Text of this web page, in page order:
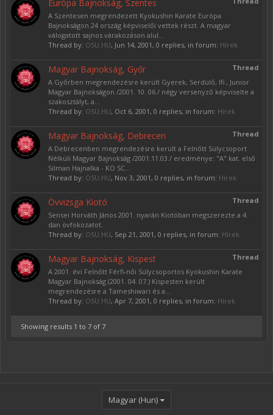
Európa Bajnokság, Szentes
A Szentesen megrendezett Kyokushin Karate Európa
Bajnokságon 24 ország képviselői vettek részt. A magyar
válogatott sajnos várakozáson alul...
Thread by: OSU.HU, Jun 14, 2001, 0 replies, in forum: Hírek
Thread
Magyar Bajnokság, Győr
A Győrben megrendezésre került Gyerek, Serdülő, Ifi , Junior
Magyar Bajnokságon /2001. 10. 06./ négy versenyző képviselte a
szakosztályt, a...
Thread by: OSU.HU, Oct 6, 2001, 0 replies, in forum: Hírek
Thread
Magyar Bajnokság, Debrecen
A Debrecenben megrendezésre került a Felnőtt Súlycsoport
Nélküli Magyar Bajnokság /2001.11.03./ eredménye: "A" kat. első
Silman Hajnalka - KO SC...
Thread by: OSU.HU, Nov 3, 2001, 0 replies, in forum: Hírek
Thread
Övvizsga Kiotó
Sensei Horváth János 2001. nyarán Kiotóban megszerezte a 4.
dan övfokozatot.
Thread by: OSU.HU, Sep 21, 2001, 0 replies, in forum: Hírek
Thread
Magyar Bajnokság, Kispest
A 2001. évi Felnőtt Férfi-női Súlycsoportos Kyokushin Karate
Magyar Bajnokság (2001. 04. 07.) Kispesten került
megrendezésre a Tameshiwari és a...
Thread by: OSU.HU, Apr 7, 2001, 0 replies, in forum: Hírek
Showing results 1 to 7 of 7
Magyar (Hun)